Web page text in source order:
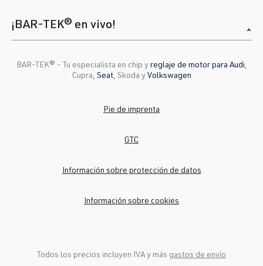
¡BAR-TEK® en vivo!
BAR-TEK®️ - Tu especialista en chip yreglaje de motor para Audi
Cupra, Seat, Skoda yVolkswagen
Todos los precios incluyen IVA y más gastos de envío
Pie de imprenta
GTC
Información sobre protección de datos
Información sobre cookies